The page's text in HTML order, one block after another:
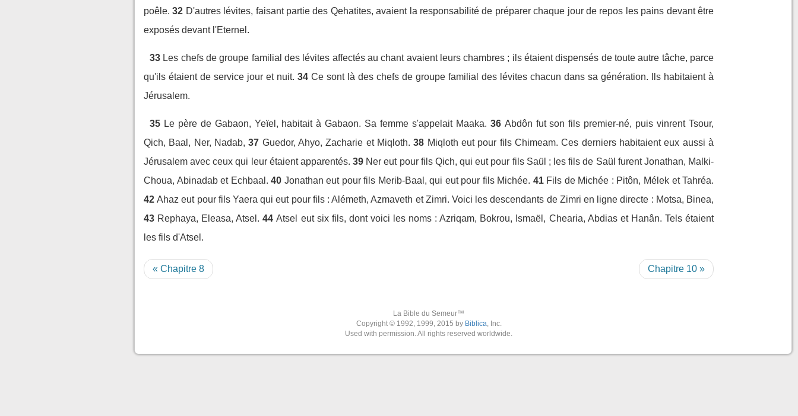
poêle. 32 D'autres lévites, faisant partie des Qehatites, avaient la responsabilité de préparer chaque jour de repos les pains devant être
exposés devant l'Eternel.
33 Les chefs de groupe familial des lévites affectés au chant avaient leurs chambres ; ils étaient dispensés de toute autre tâche, parce
qu'ils étaient de service jour et nuit. 34 Ce sont là des chefs de groupe familial des lévites chacun dans sa génération. Ils habitaient à
Jérusalem.
35 Le père de Gabaon, Yeïel, habitait à Gabaon. Sa femme s'appelait Maaka. 36 Abdôn fut son fils premier-né, puis vinrent Tsour,
Qich, Baal, Ner, Nadab, 37 Guedor, Ahyo, Zacharie et Miqloth. 38 Miqloth eut pour fils Chimeam. Ces derniers habitaient eux aussi à
Jérusalem avec ceux qui leur étaient apparentés. 39 Ner eut pour fils Qich, qui eut pour fils Saül ; les fils de Saül furent Jonathan, Malki-
Choua, Abinadab et Echbaal. 40 Jonathan eut pour fils Merib-Baal, qui eut pour fils Michée. 41 Fils de Michée : Pitôn, Mélek et Tahréa.
42 Ahaz eut pour fils Yaera qui eut pour fils : Alémeth, Azmaveth et Zimri. Voici les descendants de Zimri en ligne directe : Motsa, Binea,
43 Rephaya, Eleasa, Atsel. 44 Atsel eut six fils, dont voici les noms : Azriqam, Bokrou, Ismaël, Chearia, Abdias et Hanân. Tels étaient
les fils d'Atsel.
« Chapitre 8 Chapitre 10 »
La Bible du Semeur™
Copyright © 1992, 1999, 2015 by Biblica, Inc.
Used with permission. All rights reserved worldwide.